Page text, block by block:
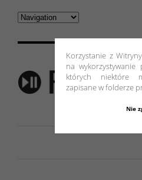
Korzystanie z
na wykorzystywanie
których niektóre
zapisane w folderze
Nie